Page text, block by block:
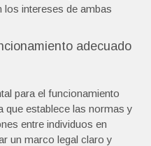
intereses de ambas
adecuado
para el funcionamiento
que establece las normas y
entre individuos en
un marco legal claro y